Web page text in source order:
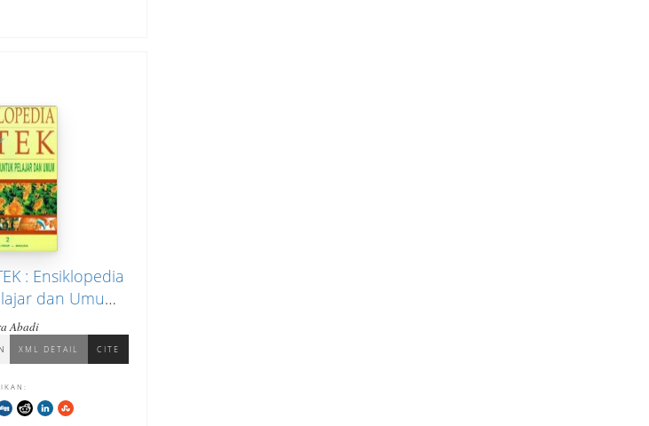
: Ensiklopedia
dan Umum
Manusia"
Abadi
XML DETAIL CITE